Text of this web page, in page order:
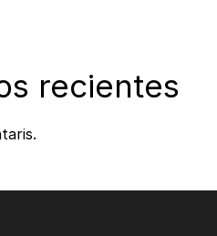
recientes